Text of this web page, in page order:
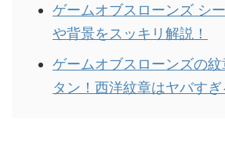
ゲームオブスローンズ シ
や背景をスッキリ解説！
ゲームオブスローンズの
タン！西洋紋章はヤバすぎ